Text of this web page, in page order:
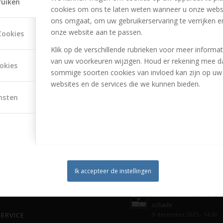
cookies om ons te laten weten wanneer u onze
ons omgaat, om uw gebruikerservaring te verrijken
onze website aan te passen.
Klik op de verschillende rubrieken voor meer
van uw voorkeuren wijzigen. Houd er rekening mee
sommige soorten cookies van invloed kan zijn op
websites en de services die we kunnen bieden.
Ik accepteer de instellingen
ook de golfuitrusting van uw partner of kinderen. Dat kan op
met een individuele verzekering.
of gestolen worden. Waar u uw spullen ook mee naartoe